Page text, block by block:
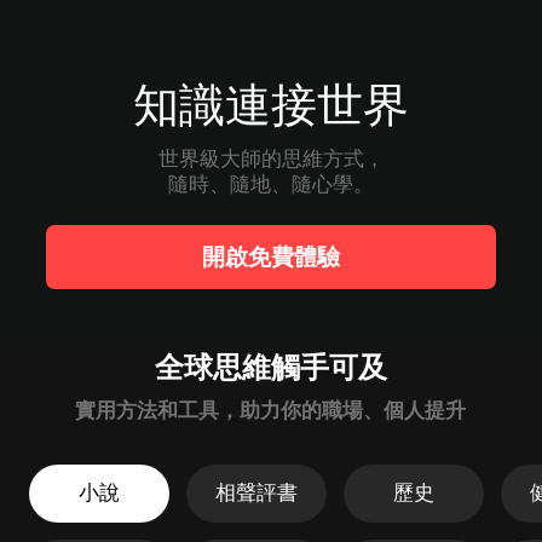
知識連接世界
世界級大師的思維方式，
隨時、隨地、隨心學。
開啟免費體驗
全球思維觸手可及
實用方法和工具，助力你的職場、個人提升
小說 相聲評書 歷史